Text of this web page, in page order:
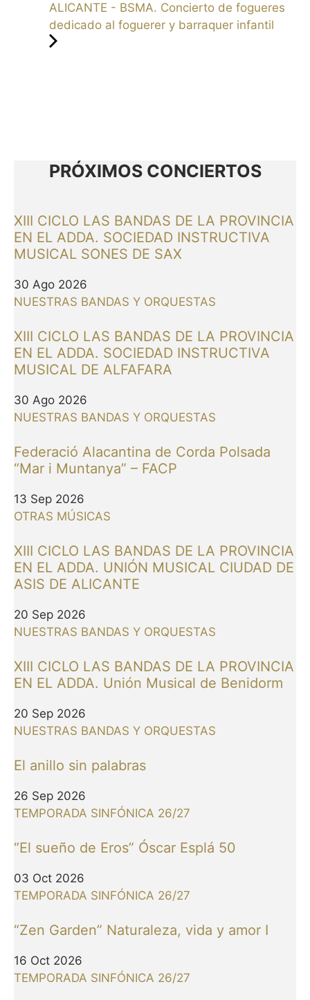
ALICANTE - BSMA. Concierto de fogueres
dedicado al foguerer y barraquer infantil
PRÓXIMOS CONCIERTOS
XIII CICLO LAS BANDAS DE LA PROVINCIA
EN EL ADDA. SOCIEDAD INSTRUCTIVA
MUSICAL SONES DE SAX
30 Ago 2026
NUESTRAS BANDAS Y ORQUESTAS
XIII CICLO LAS BANDAS DE LA PROVINCIA
EN EL ADDA. SOCIEDAD INSTRUCTIVA
MUSICAL DE ALFAFARA
30 Ago 2026
NUESTRAS BANDAS Y ORQUESTAS
Federació Alacantina de Corda Polsada
“Mar i Muntanya” – FACP
13 Sep 2026
OTRAS MÚSICAS
XIII CICLO LAS BANDAS DE LA PROVINCIA
EN EL ADDA. UNIÓN MUSICAL CIUDAD DE
ASIS DE ALICANTE
20 Sep 2026
NUESTRAS BANDAS Y ORQUESTAS
XIII CICLO LAS BANDAS DE LA PROVINCIA
EN EL ADDA. Unión Musical de Benidorm
20 Sep 2026
NUESTRAS BANDAS Y ORQUESTAS
El anillo sin palabras
26 Sep 2026
TEMPORADA SINFÓNICA 26/27
“El sueño de Eros” Óscar Esplá 50
03 Oct 2026
TEMPORADA SINFÓNICA 26/27
“Zen Garden” Naturaleza, vida y amor I
16 Oct 2026
TEMPORADA SINFÓNICA 26/27